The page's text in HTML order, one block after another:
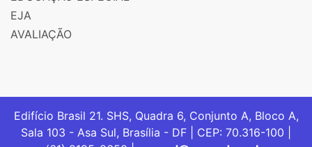
EJA
AVALIAÇÃO
Edifício Brasil 21. SHS, Quadra 6, Conjunto A, Bloco A,
Sala 103 - Asa Sul, Brasília - DF | CEP: 70.316-100 |